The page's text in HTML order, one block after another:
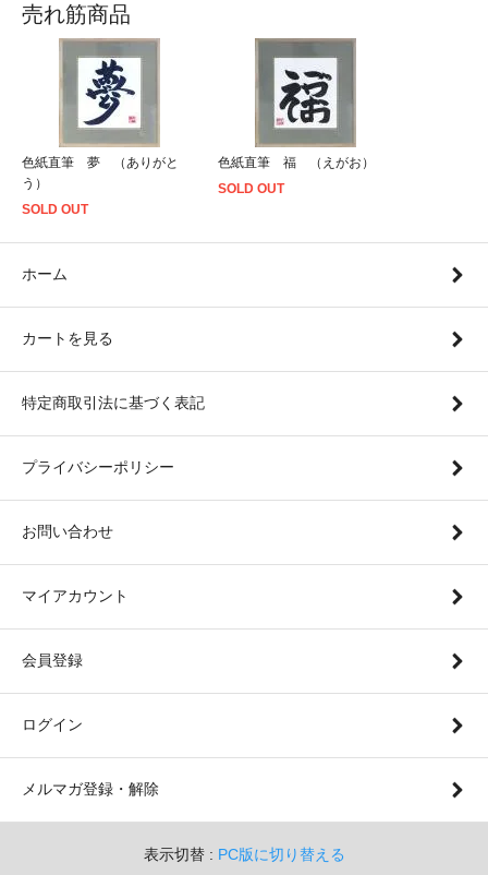
売れ筋商品
色紙直筆 夢 （ありがと
う）
SOLD OUT
色紙直筆 福 （えがお）
SOLD OUT
ホーム
カートを見る
特定商取引法に基づく表記
プライバシーポリシー
お問い合わせ
マイアカウント
会員登録
ログイン
メルマガ登録・解除
表示切替 : PC版に切り替える